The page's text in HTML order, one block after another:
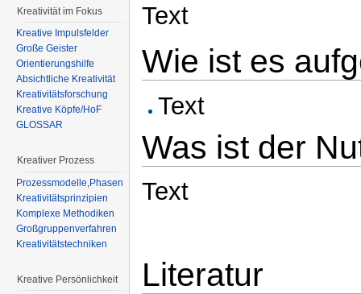
Text
Wie ist es
Text
Was ist der
Text
Literatur
Kreativität im Fokus
Kreative Impulsfelder
Große Geister
Orientierungshilfe
Absichtliche Kreativität
Kreativitätsforschung
Kreative Köpfe/HoF
GLOSSAR
Kreativer Prozess
Prozessmodelle,Phasen
Kreativitätsprinzipien
Komplexe Methodiken
Großgruppenverfahren
Kreativitätstechniken
Kreative Persönlichkeit